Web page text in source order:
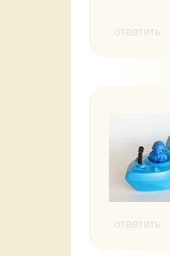
ответить
ответить